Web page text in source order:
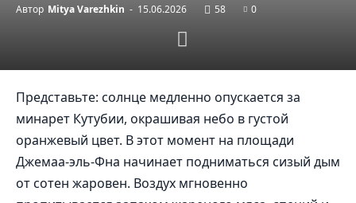
Автор Mitya Varezhkin - 15.06.2026 58 0
Представьте: солнце медленно опускается за
минарет Кутубии, окрашивая небо в густой
оранжевый цвет. В этот момент на площади
Джемаа-эль-Фна начинает подниматься сизый дым
от сотен жаровен. Воздух мгновенно